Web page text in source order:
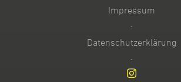
Impressum
·
Datenschutzerklärung
·